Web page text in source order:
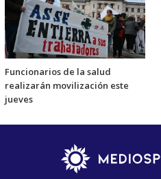
Funcionarios de la salud
realizarán movilización este
jueves